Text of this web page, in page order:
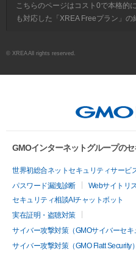
こちらのページはコスト0で本格的
も対応した「XREA Freeプラン」の
© XREA All rights reserved.
GMOインターネットグループの
世界初総合ネットセキュリティサービ
パスワード漏洩診断
Webサイトリ
セキュリティ相談AIチャットボット
実在証明・盗聴対策
サイバー攻撃対策（GMOサイバーセキ
サイバー攻撃対策（GMO Flatt Security）